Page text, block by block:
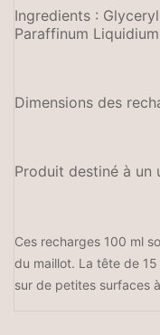
Ingredients :
Paraffinum
Dimensions des
Produit destiné à un
Ces recharges 100 ml
du maillot. La tête de
sur de petites surfaces